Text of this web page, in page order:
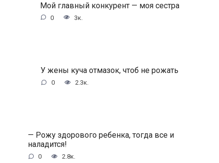
Мой главный конкурент — моя сестра
0 3к.
У жены куча отмазок, чтоб не рожать
0 2.3к.
— Рожу здорового ребенка, тогда все и
наладится!
0 2.8к.